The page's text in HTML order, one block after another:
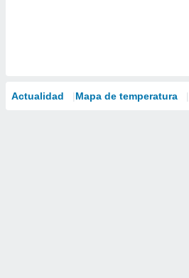
Actualidad Mapa de temperatura